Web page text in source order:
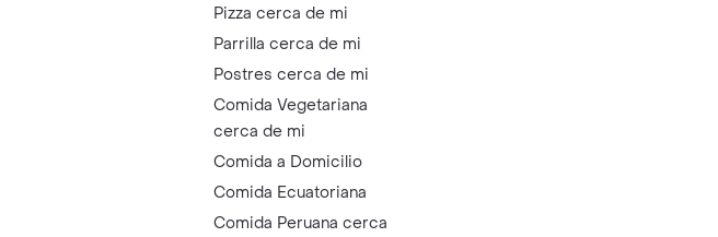
Pizza cerca de mi
Parrilla cerca de mi
Postres cerca de mi
Comida Vegetariana
cerca de mi
Comida a Domicilio
Comida Ecuatoriana
Comida Peruana cerca